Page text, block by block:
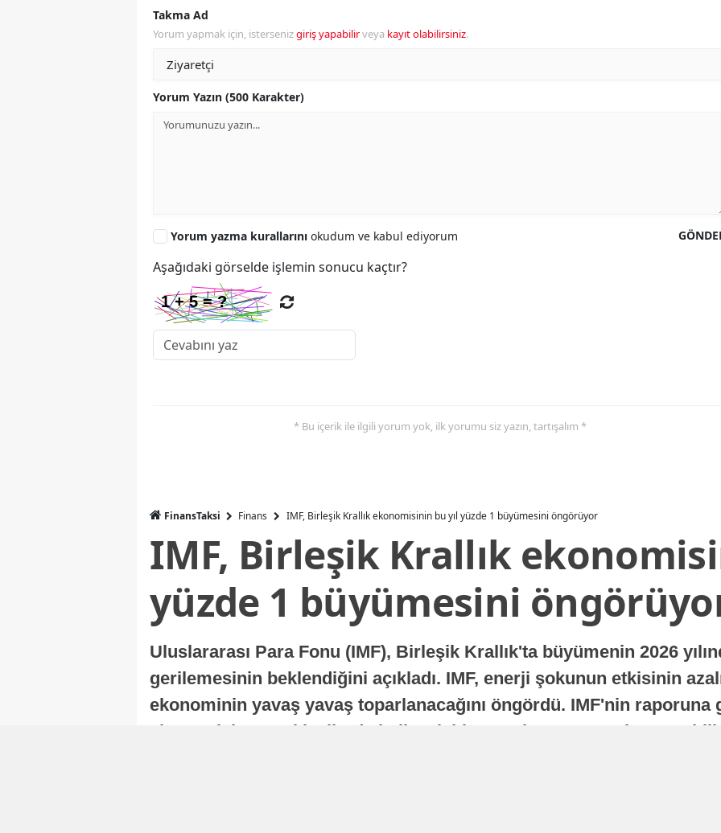
Takma Ad
Yorum yapmak için, istersenizgiriş yapabilirveya kayıt olabilirsiniz.
Yorum Yazın (500 Karakter)
Yorum yazma kurallarını okudum ve kabul ediyorum
Aşağıdaki görselde işlemin sonucu kaçtır?
* Bu içerik ile ilgili yorum yok, ilk yorumu siz yazın, tartışalım *
FinansTaksi Finans IMF, Birleşik Krallık ekonomisinin bu yıl yüzde 1 büyümesini öngörüyor
IMF, Birleşik Krallık
yüzde 1 büyümesini
Uluslararası Para Fonu (IMF), Birleşik Krallık'ta büyümenin 2026
gerilemesinin beklendiğini açıkladı. IMF, enerji şokunun etkisinin
ekonominin yavaş yavaş toparlanacağını öngördü. IMF'nin raporuna
ekonomisi, sonraki yıllarda istikrarlı bir toparlanma süreci